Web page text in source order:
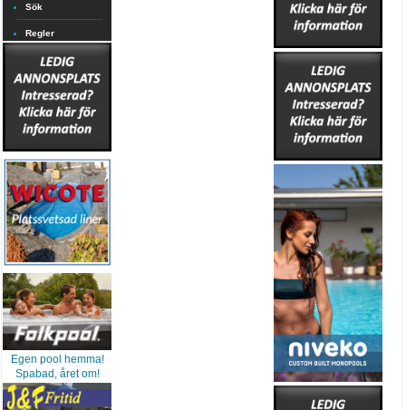
Sök
Regler
Egen pool hemma!
Spabad, året om!